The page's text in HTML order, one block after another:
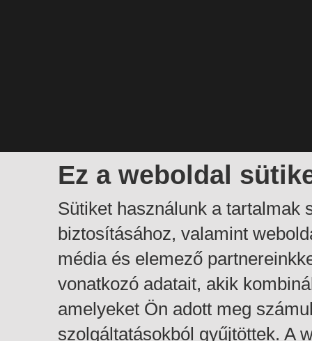
Ez a weboldal
Sütiket használunk a tartalmak
biztosításához, valamint
média és elemező
vonatkozó adatait, akik
amelyeket Ön adott meg
szolgáltatásokból gyűjtöttek. A